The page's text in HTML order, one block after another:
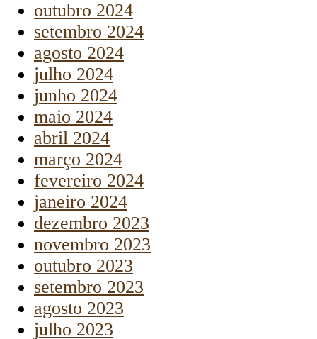
outubro 2024
setembro 2024
agosto 2024
julho 2024
junho 2024
maio 2024
abril 2024
março 2024
fevereiro 2024
janeiro 2024
dezembro 2023
novembro 2023
outubro 2023
setembro 2023
agosto 2023
julho 2023